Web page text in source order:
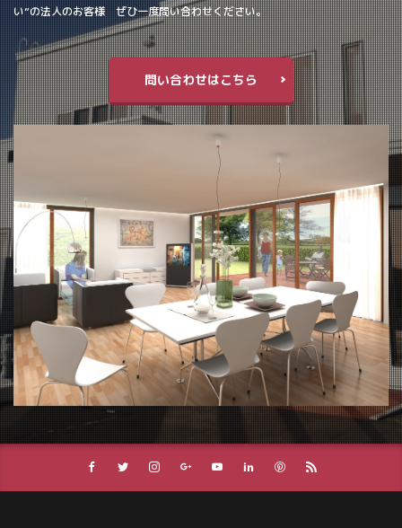
い”の法人のお客様 ぜひ一度問い合わせください。
問い合わせはこちら